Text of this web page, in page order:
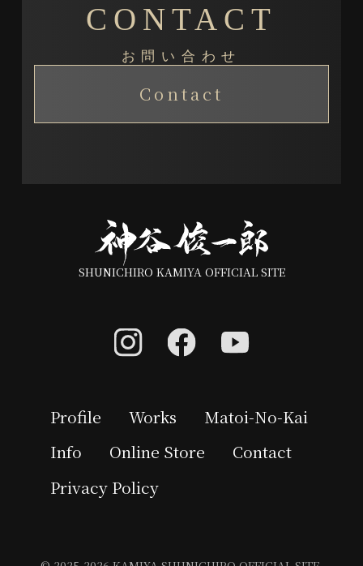
CONTACT
お問い合わせ
Contact
SHUNICHIRO KAMIYA OFFICIAL SITE
Profile Works
Matoi-No-Kai
Info
Online Store
Contact
Privacy Policy